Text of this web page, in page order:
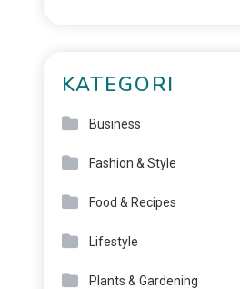
KATEGORI
Business
Fashion & Style
Food & Recipes
Lifestyle
Plants & Gardening